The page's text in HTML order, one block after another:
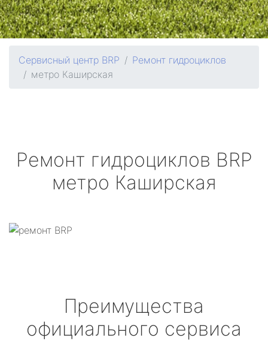
Сервисный центр BRP
Ремонт гидроциклов
метро Каширская
Ремонт гидроциклов BRP
метро Каширская
Преимущества
официального сервиса